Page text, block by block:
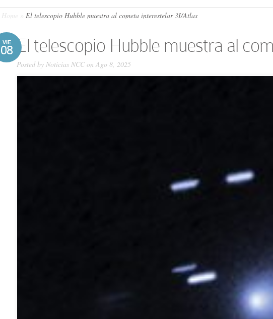
Home El telescopio Hubble muestra al cometa interestelar 3I/Atlas
VIE
08 El telescopio Hubble muestra al
Posted by Noticias NCCon Ago 8, 2025